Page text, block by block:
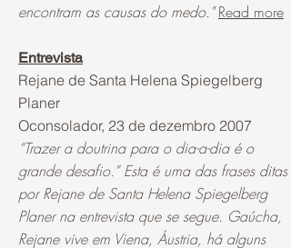
encontram as causas do medo."Read more
Entrevista
Rejane de Santa Helena Spiegelberg
Planer
Oconsolador, 23 de dezembro 2007
“Trazer a doutrina para o dia-a-dia é o
grande desafio.” Esta é uma das frases ditas
por Rejane de Santa Helena Spiegelberg
Planer na entrevista que se segue. Gaúcha,
Rejane vive em Viena, Áustria, há alguns